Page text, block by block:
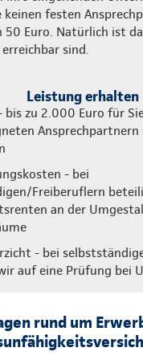
keinen festen
50 Euro. Natürlich ist
sind.
Leistung erhalten
bis zu 2.000 Euro für
Ansprechpartnern
- bei
Freiberuflern
an der
- bei
auf eine Prüfung bei
rund um